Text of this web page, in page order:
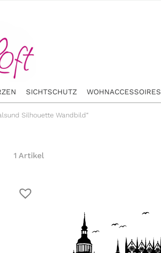
SICHTSCHUTZ WOHNACCESSOIRES
Silhouette Wandbild“
1 Artikel